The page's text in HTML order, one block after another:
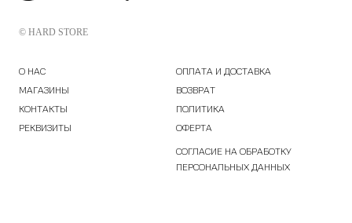
© HARD STORE
О НАС
МАГАЗИНЫ
КОНТАКТЫ
РЕКВИЗИТЫ
ОПЛАТА И ДОСТАВКА
ВОЗВРАТ
ПОЛИТИКА
ОФЕРТА
СОГЛАСИЕ НА ОБРАБОТКУ
ПЕРСОНАЛЬНЫХ ДАННЫХ